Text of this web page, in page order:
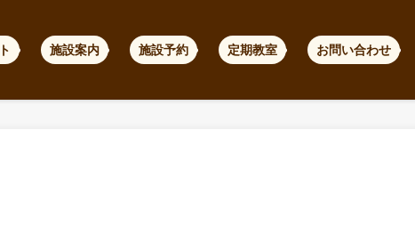
施設案内 施設予約 定期教室 お問い合わせ